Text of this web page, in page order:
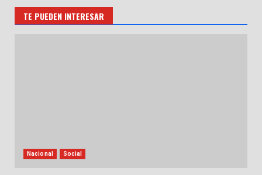
TE PUEDEN INTERESAR
Nacional Social